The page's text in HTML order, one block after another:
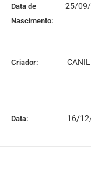
Data de
Nascimento:
25/
Criador:
Data: 16/